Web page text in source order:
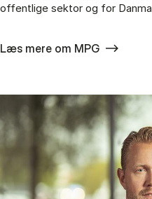
offentlige sektor og for
Læs mere om MPG